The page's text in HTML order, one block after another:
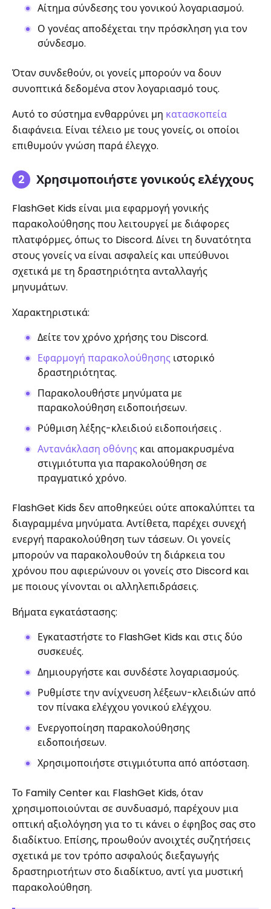
Αίτημα σύνδεσης του γονικού λογαριασμού.
Ο γονέας αποδέχεται την πρόσκληση για τον
σύνδεσμο.
Όταν συνδεθούν, οι γονείς μπορούν να δουν
συνοπτικά δεδομένα στον λογαριασμό τους.
Αυτό το σύστημα ενθαρρύνει μη κατασκοπεία
διαφάνεια. Είναι τέλειο με τους γονείς, οι οποίοι
επιθυμούν γνώση παρά έλεγχο.
Χρησιμοποιήστε γονικούς ελέγχους
FlashGet Kids είναι μια εφαρμογή γονικής
παρακολούθησης που λειτουργεί με διάφορες
πλατφόρμες, όπως το Discord. Δίνει τη δυνατότητα
στους γονείς να είναι ασφαλείς και υπεύθυνοι
σχετικά με τη δραστηριότητα ανταλλαγής
μηνυμάτων.
Χαρακτηριστικά:
Δείτε τον χρόνο χρήσης του Discord.
Εφαρμογή παρακολούθησης ιστορικό
δραστηριότητας.
Παρακολουθήστε μηνύματα με
παρακολούθηση ειδοποιήσεων.
Ρύθμιση λέξης-κλειδιού ειδοποιήσεις .
Αντανάκλαση οθόνης και απομακρυσμένα
στιγμιότυπα για παρακολούθηση σε
πραγματικό χρόνο.
FlashGet Kids δεν αποθηκεύει ούτε αποκαλύπτει τα
διαγραμμένα μηνύματα. Αντίθετα, παρέχει συνεχή
ενεργή παρακολούθηση των τάσεων. Οι γονείς
μπορούν να παρακολουθούν τη διάρκεια του
χρόνου που αφιερώνουν οι γονείς στο Discord και
με ποιους γίνονται οι αλληλεπιδράσεις.
Βήματα εγκατάστασης:
Εγκαταστήστε το FlashGet Kids και στις δύο
συσκευές.
Δημιουργήστε και συνδέστε λογαριασμούς.
Ρυθμίστε την ανίχνευση λέξεων-κλειδιών από
τον πίνακα ελέγχου γονικού ελέγχου.
Ενεργοποίηση παρακολούθησης
ειδοποιήσεων.
Χρησιμοποιήστε στιγμιότυπα από απόσταση.
Το Family Center και FlashGet Kids, όταν
χρησιμοποιούνται σε συνδυασμό, παρέχουν μια
οπτική αξιολόγηση για το τι κάνει ο έφηβος σας στο
διαδίκτυο. Επίσης, προωθούν ανοιχτές συζητήσεις
σχετικά με τον τρόπο ασφαλούς διεξαγωγής
δραστηριοτήτων στο διαδίκτυο, αντί για μυστική
παρακολούθηση.